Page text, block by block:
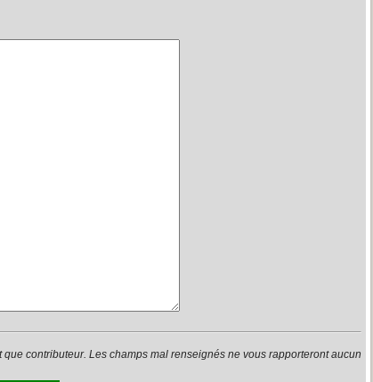
contributeur. Les champs mal renseignés ne vous rapporteront aucun